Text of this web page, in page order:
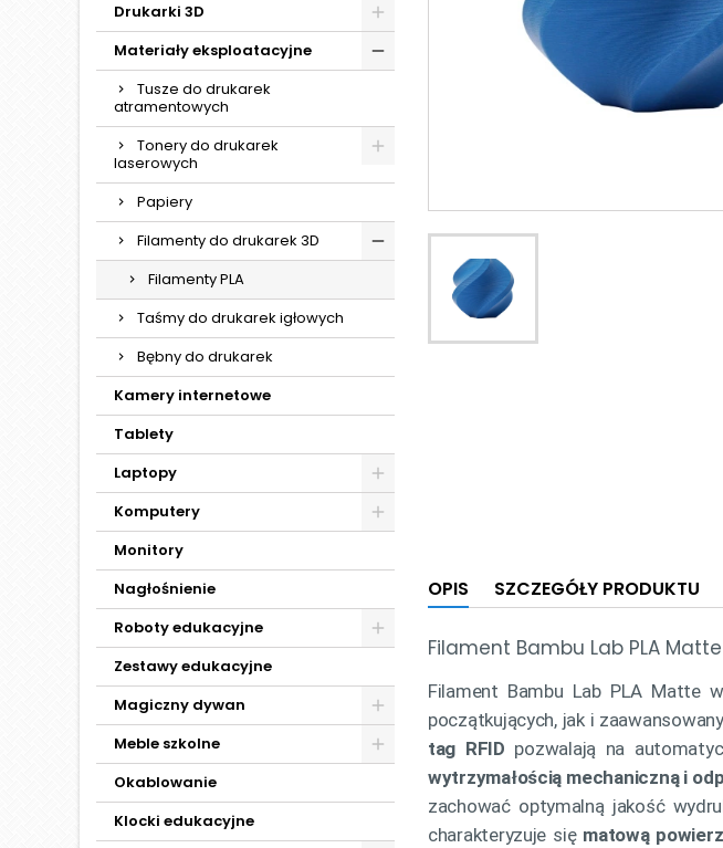
Drukarki 3D
Materiały eksploatacyjne
Tusze do drukarek
atramentowych
Tonery do drukarek
laserowych
Papiery
Filamenty do drukarek 3D
Filamenty PLA
Taśmy do drukarek igłowych
Bębny do drukarek
Kamery internetowe
Tablety
Laptopy
Komputery
Monitory
Nagłośnienie
Roboty edukacyjne
Zestawy edukacyjne
Magiczny dywan
Meble szkolne
Okablowanie
Klocki edukacyjne
OPIS SZCZEGÓŁY PRODUKTU
Filament Bambu Lab PLA
Filament Bambu Lab PLA Matte
początkujących, jak i
tag RFID pozwalają na
wytrzymałością mechaniczną i
zachować optymalną jakość
charakteryzuje się matową